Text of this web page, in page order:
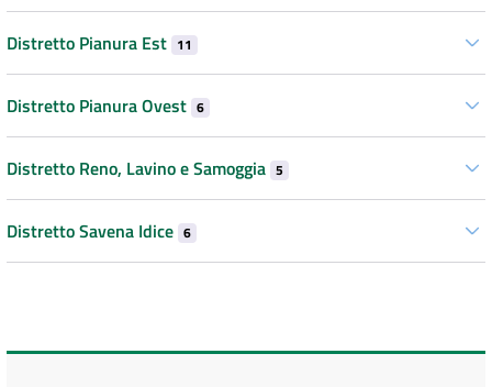
Distretto Pianura Est 11
Distretto Pianura Ovest 6
Distretto Reno, Lavino e Samoggia 5
Distretto Savena Idice 6